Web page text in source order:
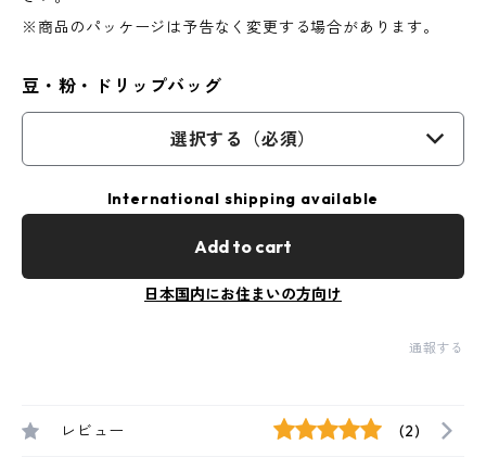
※商品のパッケージは予告なく変更する場合があります。
豆・粉・ドリップバッグ
選択する（必須）
International shipping available
Add to cart
日本国内にお住まいの方向け
通報する
レビュー (2)